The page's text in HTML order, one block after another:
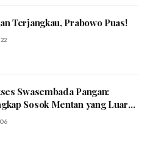
Terjangkau, Prabowo Puas!
Swasembada Pangan:
Sosok Mentan yang Luar